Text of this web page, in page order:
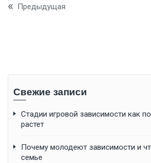
Предыдущая
Свежие записи
Стадии игровой зависимости как
растет
Почему молодеют зависимости и
семье